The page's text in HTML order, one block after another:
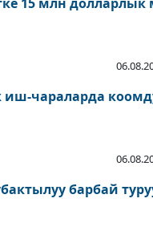
иш-чараларда
барбай